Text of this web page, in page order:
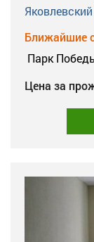
Ближайшие
Парк
Цена за